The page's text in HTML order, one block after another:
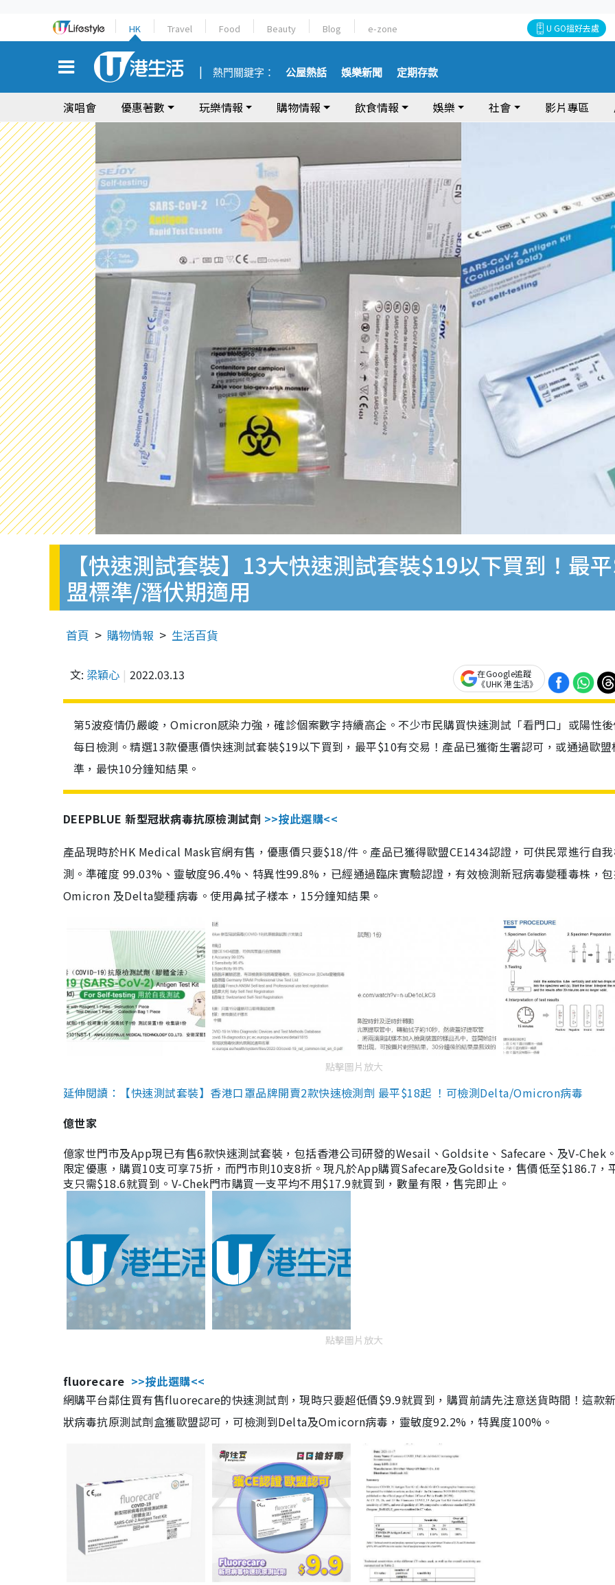
HK Travel Food Beauty Blog e-zone U GO搵好去處
熱門關鍵字： 公屋熱話 娛樂新聞 定期存款
演唱會 優惠著數 玩樂情報 購物情報 飲食情報 娛樂 社會 影片專區
【快速測試套裝】13大快速測試套裝$19以下買到！最
盟標準/潛伏期適用
首頁 購物情報 生活百貨
文: 梁穎心 2022.03.13
在Google追蹤
《UHK 港生活》
第5波疫情仍嚴峻，Omicron感染力強，確診個案數字持續高企。不少市民購買快速測試「看門口」或陽性
每日檢測。精選13款優惠價快速測試套裝$19以下買到，最平$10有交易！產品已獲衛生署認可，或通過歐盟
準，最快10分鐘知結果。
DEEPBLUE 新型冠狀病毒抗原檢測試劑 >>按此選購<<
產品現時於HK Medical Mask官網有售，優惠價只要$18/件。產品已獲得歐盟CE1434認證，可供民眾進行自
測。準確度 99.03%、靈敏度96.4%、特異性99.8%，已經通過臨床實驗認證，有效檢測新冠病毒變種毒株，
Omicron 及Delta變種病毒。使用鼻拭子樣本，15分鐘知結果。
點擊圖片放大
延伸閱讀：【快速測試套裝】香港口罩品牌開賣2款快速檢測劑 最平$18起 ！可檢測Delta/Omicron病毒
億世家
億家世門市及App現已有售6款快速測試套裝，包括香港公司研發的Wesail、Goldsite、Safecare、及V-Chek
限定優惠，購買10支可享75折，而門市則10支8折。現凡於App購買Safecare及Goldsite，售價低至$186.7，
支只需$18.6就買到。V-Chek門市購買一支平均不用$17.9就買到，數量有限，售完即止。
點擊圖片放大
fluorecare >>按此選購<<
網購平台鄰住買有售fluorecare的快速測試劑，現時只要超低價$9.9就買到，購買前請先注意送貨時間！這款
狀病毒抗原測試劑盒獲歐盟認可，可檢測到Delta及Omicorn病毒，靈敏度92.2%，特異度100%。